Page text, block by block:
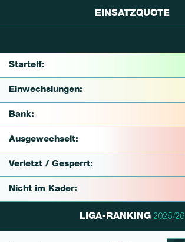
EINSATZQUOTE
Startelf:
Einwechslungen:
Bank:
Ausgewechselt:
Verletzt / Gesperrt:
Nicht im Kader:
LIGA-RANKING 2025/26